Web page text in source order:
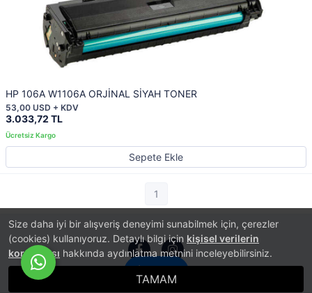
Size daha iyi bir alışveriş deneyimi sunabilmek için, çerezler
(cookies) kullanıyoruz. Detaylı bilgi için kişisel verilerin
korunması hakkında aydınlatma metnini inceleyebilirsiniz.
TAMAM
HP 106A W1106A ORJİNAL SİYAH TONER
3.033,72 TL
53,00 USD + KDV
Sepete Ekle
1
İletişim
E-Ticaret Sistemi